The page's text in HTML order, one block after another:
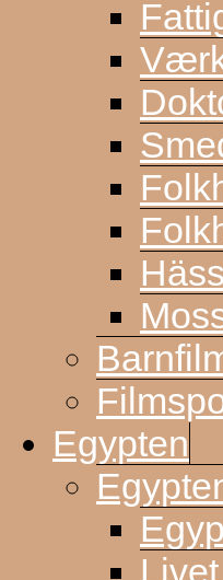
Egypten